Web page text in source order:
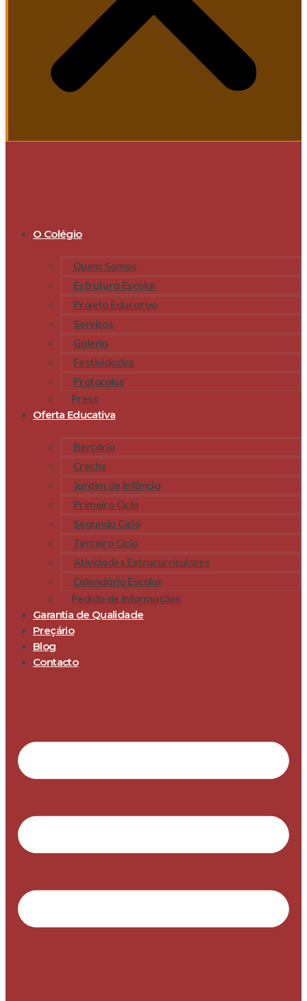
O Colégio
Quem Somos
Estrutura Escolar
Projeto Educativo
Serviços
Galeria
Festividades
Protocolos
Press
Oferta Educativa
Berçário
Creche
Jardim de Infância
Primeiro Ciclo
Segundo Ciclo
Terceiro Ciclo
Atividades Extracurriculares
Calendário Escolar
Pedido de Informações
Garantia de Qualidade
Preçário
Blog
Contacto